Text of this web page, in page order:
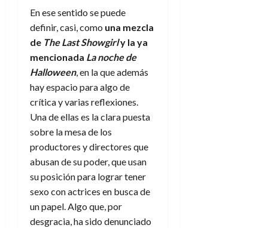
En ese sentido se puede
definir, casi, como una mezcla
de The Last Showgirly la ya
mencionada La noche de
Halloween, en la que además
hay espacio para algo de
crítica y varias reflexiones.
Una de ellas es la clara puesta
sobre la mesa de los
productores y directores que
abusan de su poder, que usan
su posición para lograr tener
sexo con actrices en busca de
un papel. Algo que, por
desgracia, ha sido denunciado